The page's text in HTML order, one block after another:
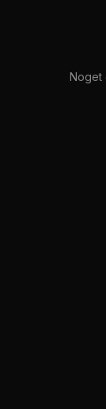
Noget